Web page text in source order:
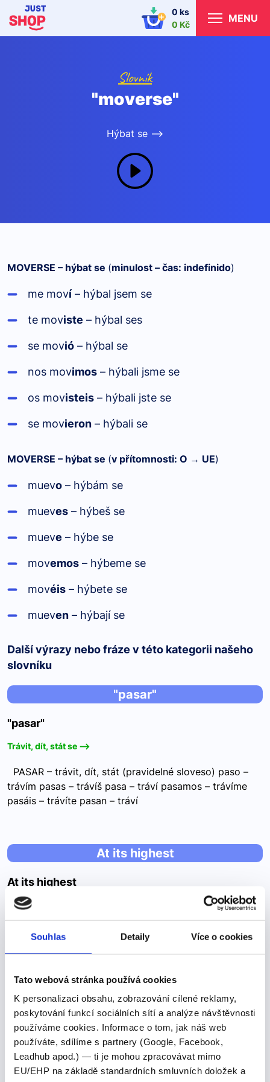
Souhlas Detaily Více o cookies
Tato webová stránka používá cookies
K personalizaci obsahu, zobrazování cílené reklamy,
poskytování funkcí sociálních sítí a analýze návštěvnosti
používáme cookies. Informace o tom, jak náš web
používáte, sdílíme s partnery (Google, Facebook,
Leadhub apod.) — ti je mohou zpracovávat mimo
EU/EHP na základě standardních smluvních doložek a
0 ks
0 Kč
MENU
Slovník
"moverse"
Hýbat se -->
MOVERSE – hýbat se (minulost – čas: indefinido)
me moví – hýbal jsem se
te moviste – hýbal ses
se movió – hýbal se
nos movimos – hýbali jsme se
os movisteis – hýbali jste se
se movieron – hýbali se
MOVERSE – hýbat se (v přítomnosti: O → UE)
muevo – hýbám se
mueves – hýbeš se
mueve – hýbe se
movemos – hýbeme se
movéis – hýbete se
mueven – hýbají se
Další výrazy nebo fráze v této kategorii našeho
slovníku
"pasar"
"pasar"
Trávit, dít, stát se -->
PASAR – trávit, dít, stát (pravidelné sloveso) paso –
trávím pasas – trávíš pasa – tráví pasamos – trávíme
pasáis – trávíte pasan – tráví
At its highest
At its highest
Pojďme se podívat na správné řešení
At its highest point, the island is only 1.2 metres high,
and as sea waters rise due to climate change, more
svém nejvyšším bodě je ostrov vysoký…
Ladies and gentlemen, we will begin
pre-boarding shortly for flight 837 to
Tokyo. Please have your passports